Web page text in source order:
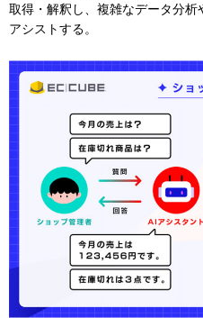
取得・解釈し、複雑なデータ分
アシストする。